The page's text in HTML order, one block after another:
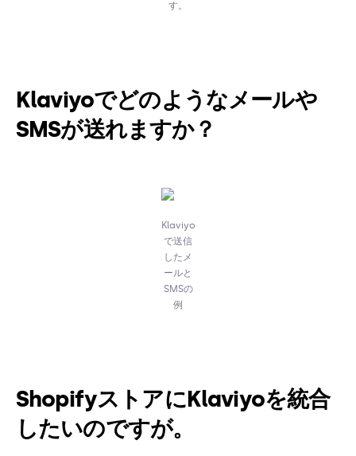
す。
Klaviyoでどのようなメールや
SMSが送れますか？
Klaviyo
で送信
したメ
ールと
SMSの
例
ShopifyストアにKlaviyoを統合
したいのですが。